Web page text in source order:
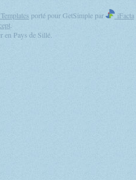
porté pour GetSimple par
iFacta
en Pays de Sillé.